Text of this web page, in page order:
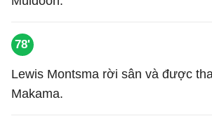
78'
Lewis Montsma rời sân và được
Makama.